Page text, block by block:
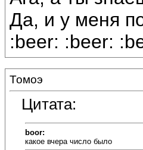
Да, и у меня
:beer: :beer:
Томоэ
Цитата:
boor:
какое вчера число было